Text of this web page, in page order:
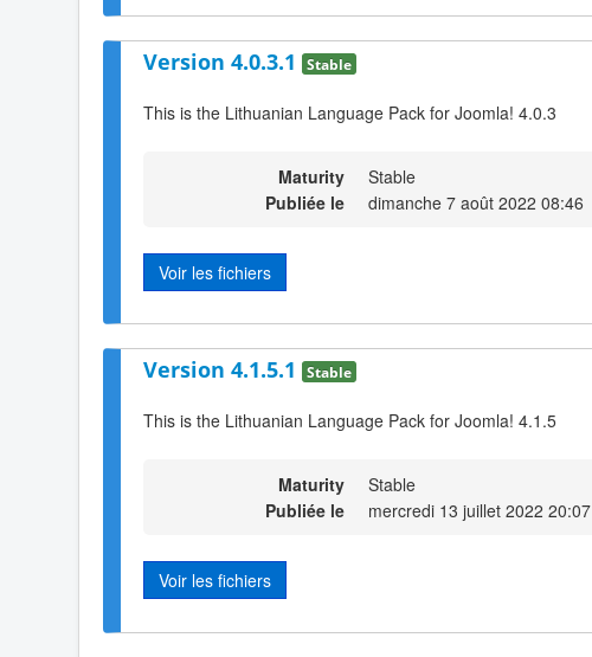
Version 4.0.3.1 Stable
This is the Lithuanian Language Pack for Joomla! 4.0.3
Maturity
Stable
Publiée le
dimanche 7 août 2022 08:46
Voir les fichiers
Version 4.1.5.1 Stable
This is the Lithuanian Language Pack for Joomla! 4.1.5
Maturity
Stable
Publiée le
mercredi 13 juillet 2022 20:07
Voir les fichiers